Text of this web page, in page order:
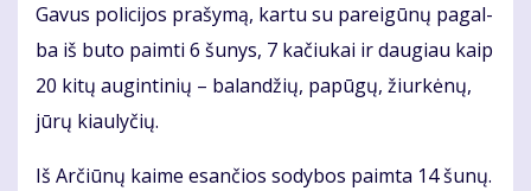
Ga­vus po­li­ci­jos pra­šy­mą, kar­tu su pa­rei­gū­nų pa­gal­
ba iš bu­to pa­im­ti 6 šu­nys, 7 ka­čiu­kai ir dau­giau kaip
20 ki­tų au­gin­ti­nių – ba­lan­džių, pa­pū­gų, žiur­kė­nų,
jū­rų kiau­ly­čių.
Iš Ar­čiū­nų kai­me esan­čios so­dy­bos pa­im­ta 14 šu­nų.